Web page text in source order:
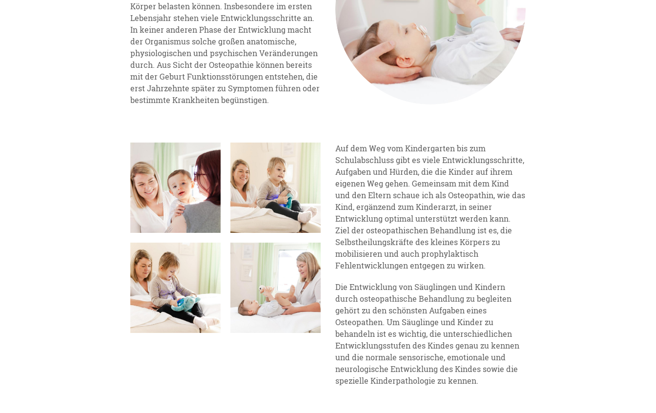
Körper belasten können. Insbesondere im ersten
Lebensjahr stehen viele Entwicklungsschritte an.
In keiner anderen Phase der Entwicklung macht
der Organismus solche großen anatomische,
physiologischen und psychischen Veränderungen
durch. Aus Sicht der Osteopathie können bereits
mit der Geburt Funktionsstörungen entstehen, die
erst Jahrzehnte später zu Symptomen führen oder
bestimmte Krankheiten begünstigen.
Auf dem Weg vom Kindergarten bis zum
Schulabschluss gibt es viele Entwicklungsschritte,
Aufgaben und Hürden, die die Kinder auf ihrem
eigenen Weg gehen. Gemeinsam mit dem Kind
und den Eltern schaue ich als Osteopathin, wie das
Kind, ergänzend zum Kinderarzt, in seiner
Entwicklung optimal unterstützt werden kann.
Ziel der osteopathischen Behandlung ist es, die
Selbstheilungskräfte des kleines Körpers zu
mobilisieren und auch prophylaktisch
Fehlentwicklungen entgegen zu wirken.
Die Entwicklung von Säuglingen und Kindern
durch osteopathische Behandlung zu begleiten
gehört zu den schönsten Aufgaben eines
Osteopathen. Um Säuglinge und Kinder zu
behandeln ist es wichtig, die unterschiedlichen
Entwicklungsstufen des Kindes genau zu kennen
und die normale sensorische, emotionale und
neurologische Entwicklung des Kindes sowie die
spezielle Kinderpathologie zu kennen.